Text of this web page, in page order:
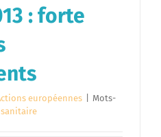
: forte
européennes
Mots-
sanitaire